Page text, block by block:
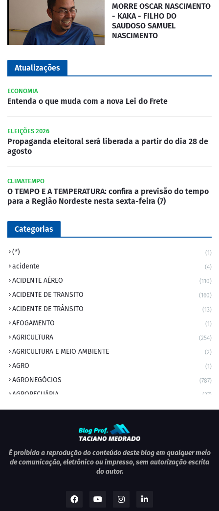
MORRE OSCAR NASCIMENTO
- KAKA - FILHO DO
SAUDOSO SAMUEL
NASCIMENTO
Atualizações
ECONOMIA
Entenda o que muda com a nova Lei do Frete
ELEIÇÕES 2026
Propaganda eleitoral será liberada a partir do dia 28 de
agosto
CLIMATEMPO
O TEMPO E A TEMPERATURA: confira a previsão do tempo
para a Região Nordeste nesta sexta-feira (7)
Categorias
(*) (1)
acidente (4)
ACIDENTE AÉREO (110)
ACIDENTE DE TRANSITO (160)
ACIDENTE DE TRÂNSITO (13)
AFOGAMENTO (1)
AGRICULTURA (254)
AGRICULTURA E MEIO AMBIENTE (2)
AGRO (1)
AGRONEGÓCIOS (787)
AGROPECUÁRIA (37)
AMBIENTE (9)
ANIVERSÁRIO DA CIDADE
ANIVERSÁRIOS (1)
APEXBRASIL (1)
É proibida a reprodução do conteúdo deste blog em qualquer meio
de comunicação, eletrônico ou impresso, sem autorização escrita
do autor.